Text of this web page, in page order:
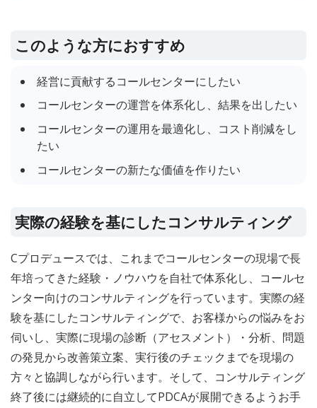
このような方におすすめ
経営に貢献するコールセンターにしたい
コールセンターの運営を体系化し、結果を出したい
コールセンターの運用を最適化し、コスト削減をし
たい
コールセンターの新たな価値を作りたい
実際の経験を基にしたコンサルティング
Cプロデュースでは、これまでコールセンターの現場で長
年培ってきた経験・ノウハウを自社で体系化し、コールセ
ンター向けのコンサルティングを行っています。実際の経
験を基にしたコンサルティングで、お客様からの悩みをお
伺いし、実際に現場の診断（アセスメント）・分析、問題
の発見から改善策立案、実行後のチェックまでを現場の
方々と協調しながら行います。そして、コンサルティング
終了後には継続的に自立してPDCAが展開できるようお手